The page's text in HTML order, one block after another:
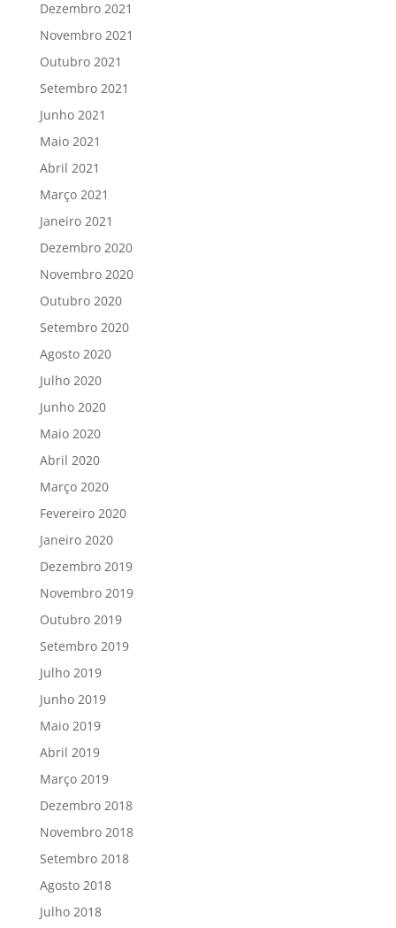
Dezembro 2021
Novembro 2021
Outubro 2021
Setembro 2021
Junho 2021
Maio 2021
Abril 2021
Março 2021
Janeiro 2021
Dezembro 2020
Novembro 2020
Outubro 2020
Setembro 2020
Agosto 2020
Julho 2020
Junho 2020
Maio 2020
Abril 2020
Março 2020
Fevereiro 2020
Janeiro 2020
Dezembro 2019
Novembro 2019
Outubro 2019
Setembro 2019
Julho 2019
Junho 2019
Maio 2019
Abril 2019
Março 2019
Dezembro 2018
Novembro 2018
Setembro 2018
Agosto 2018
Julho 2018